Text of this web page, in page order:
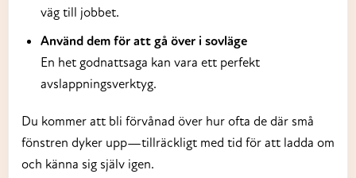
väg till jobbet.
Använd dem för att gå över i sovläge
En het godnattsaga kan vara ett perfekt
avslappningsverktyg.
Du kommer att bli förvånad över hur ofta de där små
fönstren dyker upp—tillräckligt med tid för att ladda om
och känna sig själv igen.